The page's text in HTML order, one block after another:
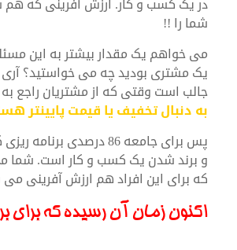
شما را !!
می خواهم یک مقدار بیشتر به این
یک مشتری بودید چه می خواستید؟ آری
جالب است وقتی که از مشتریان راجع
به دنبال تخفیف یا قیمت پایینتر
و برند شدن یک کسب و کار است. شما
که برای این افراد هم ارزش آفرینی
اکنون زمان آن رسیده که